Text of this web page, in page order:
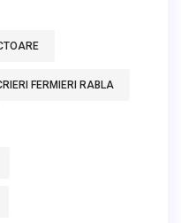
FERMIERI RABLA